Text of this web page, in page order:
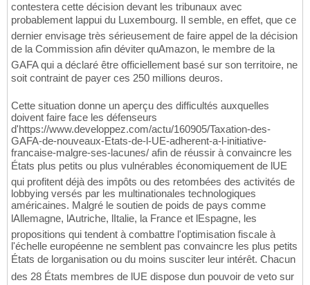
contestera cette décision devant les tribunaux avec
probablement lappui du Luxembourg. Il semble, en effet, que ce
dernier envisage très sérieusement de faire appel de la décision
de la Commission afin déviter quAmazon, le membre de la
GAFA qui a déclaré être officiellement basé sur son territoire, ne
soit contraint de payer ces 250 millions deuros.
Cette situation donne un aperçu des difficultés auxquelles
doivent faire face les défenseurs
d'https://www.developpez.com/actu/160905/Taxation-des-
GAFA-de-nouveaux-Etats-de-l-UE-adherent-a-l-initiative-
francaise-malgre-ses-lacunes/ afin de réussir à convaincre les
États plus petits ou plus vulnérables économiquement de lUE
qui profitent déjà des impôts ou des retombées des activités de
lobbying versés par les multinationales technologiques
américaines. Malgré le soutien de poids de pays comme
lAllemagne, lAutriche, lItalie, la France et lEspagne, les
propositions qui tendent à combattre l'optimisation fiscale à
l'échelle européenne ne semblent pas convaincre les plus petits
États de lorganisation ou du moins susciter leur intérêt. Chacun
des 28 États membres de lUE dispose dun pouvoir de veto sur